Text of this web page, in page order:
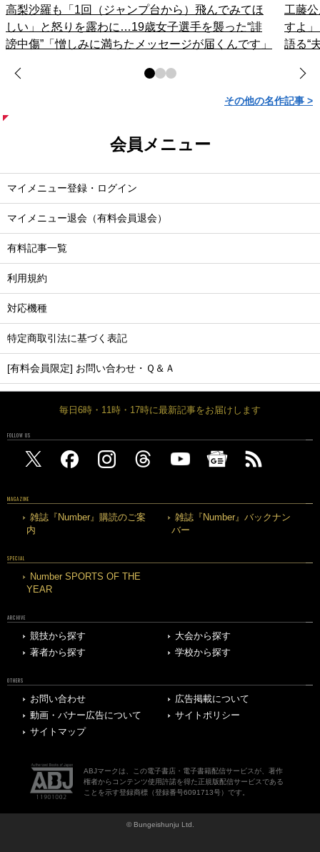
高梨沙羅も「1回（ジャンプ台から）飛んでみてほ
しい」と怒りを露わに…19歳女子選手を襲った“誹
謗中傷”「憎しみに満ちたメッセージが届くんです」
工藤
すよ
語る“
その他の名作記事 >
会員メニュー
マイメニュー登録・ログイン
マイメニュー退会（有料会員退会）
有料記事一覧
利用規約
対応機種
特定商取引法に基づく表記
[有料会員限定] お問い合わせ・Ｑ＆Ａ
毎日6時・11時・17時に最新記事をお届けします
FOLLOW US
MAGAZINE
雑誌『Number』購読のご案
内
雑誌『Number』バックナン
バー
SPECIAL
Number SPORTS OF THE
YEAR
ARCHIVE
競技から探す
大会から探す
著者から探す
学校から探す
OTHERS
お問い合わせ
広告掲載について
動画・バナー広告について
サイトポリシー
サイトマップ
ABJマークは、この電子書店・電子書籍配信サービスが、著作
権者からコンテンツ使用許諾を得た正規版配信サービスである
ことを示す登録商標（登録番号6091713号）です。
© Bungeishunju Ltd.